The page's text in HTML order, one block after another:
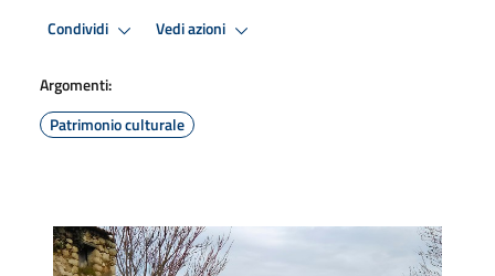
Condividi Vedi azioni
Argomenti:
Patrimonio culturale